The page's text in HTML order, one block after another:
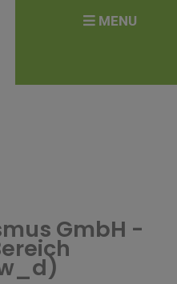
GmbH -